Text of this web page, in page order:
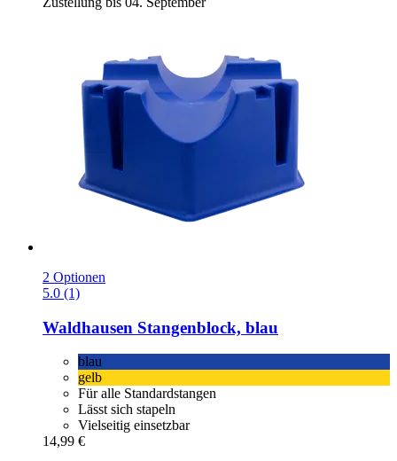
2 Optionen
5.0 (1)
Waldhausen Stangenblock, blau
blau
gelb
Für alle Standardstangen
Lässt sich stapeln
Vielseitig einsetzbar
14,99 €